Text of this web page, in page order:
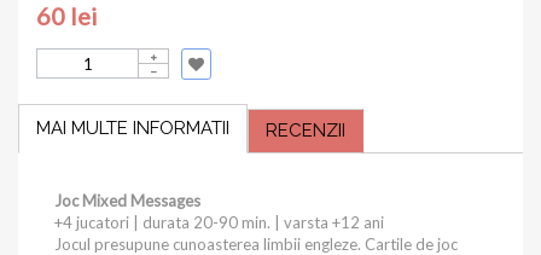
60 lei
MAI MULTE INFORMATII RECENZII
Joc Mixed Messages
+4 jucatori | durata 20-90 min. | varsta +12 ani
Jocul presupune cunoasterea limbii engleze. Cartile de joc